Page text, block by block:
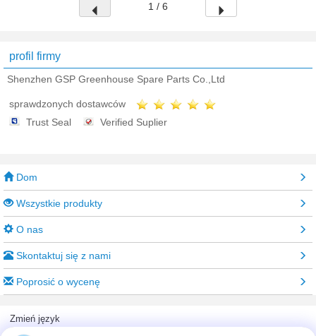
1 / 6
profil firmy
Shenzhen GSP Greenhouse Spare Parts Co.,Ltd
sprawdzonych dostawców
Trust Seal
Verified Suplier
Dom
Wszystkie produkty
O nas
Skontaktuj się z nami
Poprosić o wycenę
Zmień język